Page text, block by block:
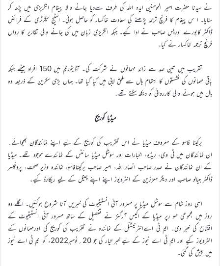
نے سیدنا حضرت امیر المومنین ایدہ اللہ کی طرف سےدیا جانے والا پیغام انگریزی میں پڑھ کر
سنایا۔ ا س پیغام کا فرنچ ترجمہ پڑھنے کی سعادت خاکسار کو حاصل ہوئی۔ اسٹیج سیکرٹری کے فرائض
ڈاکٹر کابورے ادریس صاحب نے ادا کیے۔ جبکہ انگریزی زبان میں کی جانے والی تقاریر کا رواں
فرنچ ترجمہ خاکسار نے کیا۔
تقریب میں تین صد سے زائد مہمانوں نے شرکت کی۔ آڈیٹوریم میں 150 افراد بیٹھے جبکہ
باقی مہمانوں کی نشستوں کا اہتمام ہال سے ملحق لابی میں کیا گیا تھا۔ جہاں بڑی سکرین کے ذریعہ وہ
ہال میں ہونے والی کارروائی کو دیکھ سکتے تھے۔
میڈیا کوریج
برکینا فاسو کے معروف میڈیا نے اس تقریب کی کوریج کے لیے اپنے نمائندگان بھجوائے۔
ان نمائندگان میں ٹی وی، ریڈیو، اخبارات اور سوشل میڈیا سائٹس کے نمائندے موجود تھے۔ میڈیا
کے ان نمائندگان نے صدر صاحب انصار اللہ، امیر صاحب برکینافاسو، نمائندہ وزیر صحت، پروفیسر
ڈاکٹر جیالو صاحب اور دیگر معززین کے انٹرویوز اپنے اپنے چینل کے لیے ریکارڈ کیے۔
اسی روز شام سے سوشل میڈیا پر مسرور آئی انسٹیٹیوٹ کی خبریں آنا شروع ہوگئیں۔ اگلے دو
روز میں مجموعی طو رپر میڈیا کے اکیس آرگنز نے تفصیل کے ساتھ مسرور آئی انسٹیٹیوٹ کے
افتتاح کی خبر دی۔ ایم ٹی اےانٹرنیشنل کے نمائندہ نے تقریب کی کوریج کی اورمہمانوں کے
انٹرویوز کیے اور ایم ٹی اے نیوز کے لیے خبر تیار کی جو 20؍نومبر2022ء کو ایم ٹی اے نیوز
میں پیش کی گئی۔